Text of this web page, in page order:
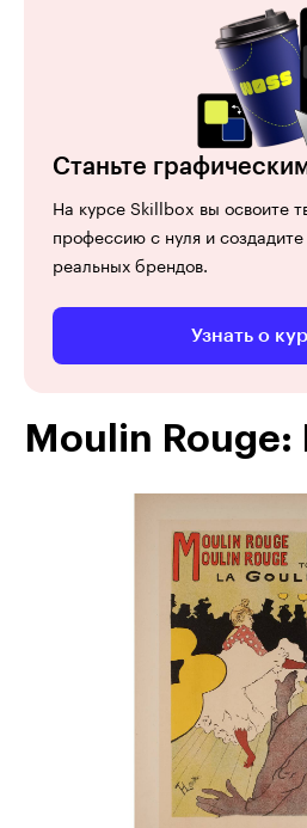
Станьте
На курсе Skillbox вы освоите
профессию с нуля и создадите
реальных брендов.
Узнать о
Moulin Rouge: